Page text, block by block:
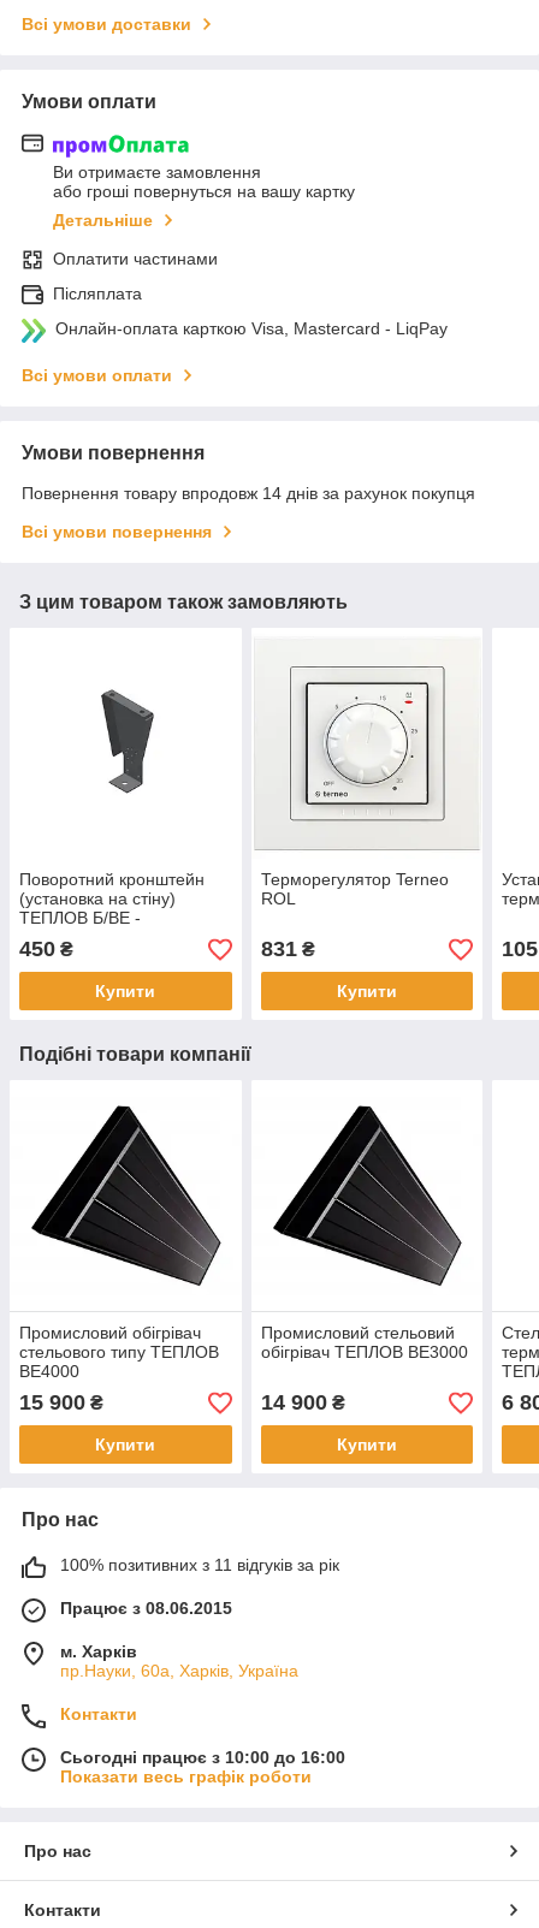
Всі умови доставки
Умови оплати
Ви отримаєте замовлення
або гроші повернуться на вашу картку
Детальніше
Оплатити частинами
Післяплата
Онлайн-оплата карткою Visa, Mastercard - LiqPay
Всі умови оплати
Умови повернення
Повернення товару впродовж 14 днів за рахунок покупця
Всі умови повернення
З цим товаром також замовляють
Поворотний кронштейн
(установка на стіну)
ТЕПЛОВ Б/ВЕ -
600/1000/1350
450 ₴
Купити
Терморегулятор Terneo
ROL
831₴
Купити
105
Подібні товари компанії
Промисловий обігрівач
стельового типу ТЕПЛОВ
BE4000
15 900 ₴
Купити
Промисловий стельовий
обігрівач ТЕПЛОВ BE3000
14 900₴
Купити
6
Про нас
100% позитивних з 11 відгуків за рік
Працює з 08.06.2015
м. Харків
пр.Науки, 60а, Харків, Україна
Контакти
Сьогодні працює з 10:00 до 16:00
Показати весь графік роботи
Про нас
Контакти